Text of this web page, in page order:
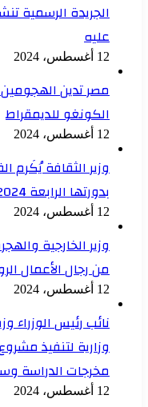
الجريدة الرسمية
عليه
12 أغسطس، 2024
مصر تدين
الكونغو للديمقراط
12 أغسطس، 2024
وزير الثقافة يُكَرم
بدورتها الرابعة 2024
12 أغسطس، 2024
وزير الخارجية
من رجال الأعمال
12 أغسطس، 2024
نائب رئيس الوزراء
وزارية لتنفيذ
مخرجات الدراسة
12 أغسطس، 2024